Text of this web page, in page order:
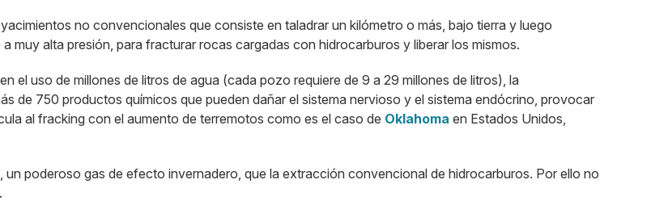
no convencionales que consiste en taladrar un kilómetro o más, bajo tierra y luego
muy alta presión, para fracturar rocas cargadas con hidrocarburos y liberar los mismos.
el uso de millones de litros de agua (cada pozo requiere de 9 a 29 millones de litros), la
de 750 productos químicos que pueden dañar el sistema nervioso y el sistema endócrino, provocar
al fracking con el aumento de terremotos como es el caso de Oklahoma en Estados Unidos,
poderoso gas de efecto invernadero, que la extracción convencional de hidrocarburos. Por ello no